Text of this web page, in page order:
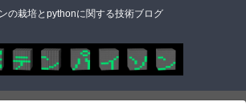
の栽培とpythonに関する技術ブログ